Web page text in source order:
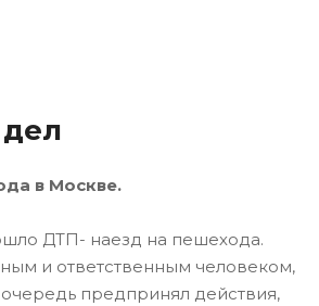
в Москве.
ДТП- наезд на пешехода.
и ответственным человеком,
предпринял действия,